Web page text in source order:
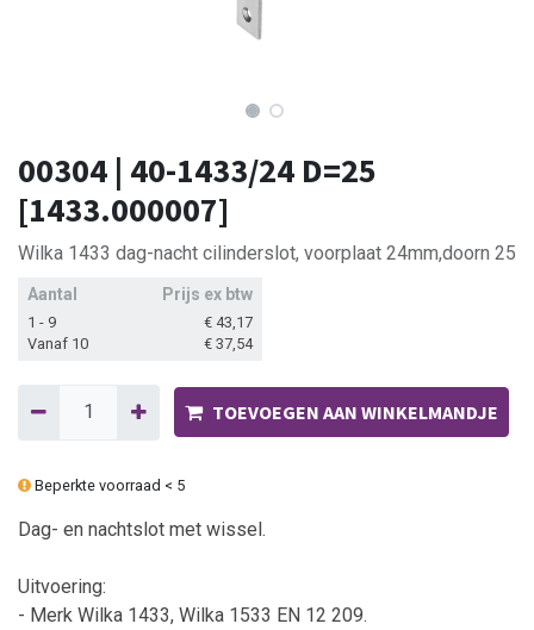
00304 | 40-1433/24 D=25
[1433.000007]
Wilka 1433 dag-nacht cilinderslot, voorplaat 24mm,doorn 25
Aantal Prijs ex btw
1 - 9 € 43,17
Vanaf 10
€ 37,54
TOEVOEGEN AAN WINKELMANDJE
Beperkte voorraad < 5
Dag- en nachtslot met wissel.
Uitvoering:
- Merk Wilka 1433, Wilka 1533 EN 12 209.